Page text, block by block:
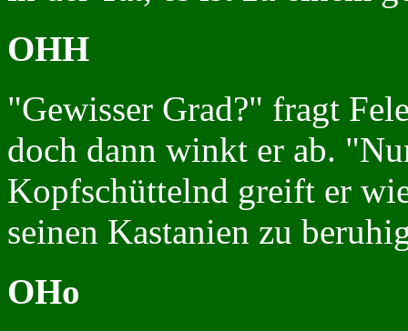
OHH
"Gewisser Grad?" fragt
doch dann winkt er ab.
Kopfschüttelnd greift er
seinen Kastanien zu
OHo